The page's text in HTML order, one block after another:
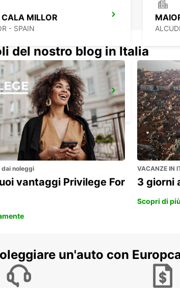
MILLOR
- SPAIN
SPAIN
del nostro blog in Italia
noleggi
vantaggi Privilege For
VACANZE IN
3 giorni
Scopri di più
un'auto con